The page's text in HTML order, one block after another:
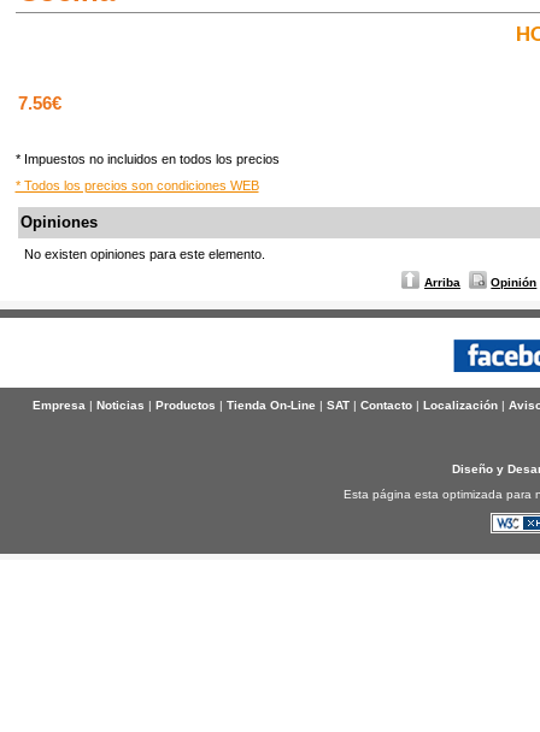
7.56€
* Impuestos no incluidos en todos los precios
* Todos los precios son condiciones WEB
Opiniones
No existen opiniones para este elemento.
Arriba Opinión
Empresa| Noticias | Productos | Tienda On-Line | SAT| Contacto| Localización|
Diseño y
Esta página esta optimizada para